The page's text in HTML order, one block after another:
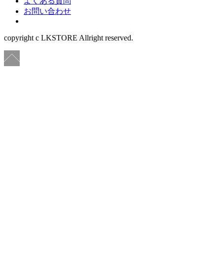
お問い合わせ
copyright c LKSTORE Allright reserved.